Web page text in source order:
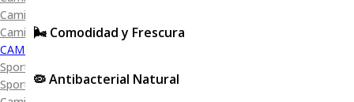
Camisa Diseño
Camisa Cuadro y Raya
CAMISA SPORT
Sport Lisas
Sport Diseño
🌬️ Comodidad y Frescura
🦠 Antibacterial Natural